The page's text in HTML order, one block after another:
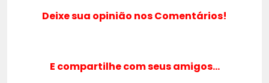
Deixe sua opinião nos Comentários!
E compartilhe com seus amigos…